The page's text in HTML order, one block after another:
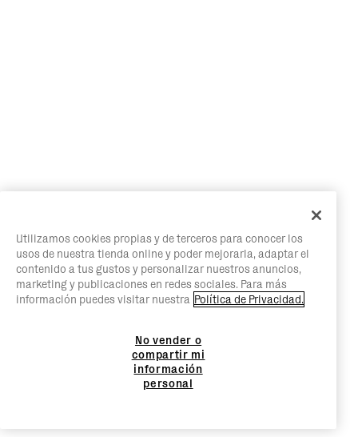
Utilizamos cookies propias y de terceros para conocer los
usos de nuestra tienda online y poder mejorarla, adaptar el
contenido a tus gustos y personalizar nuestros anuncios,
marketing y publicaciones en redes sociales. Para más
información puedes visitar nuestra Política de Privacidad.
No vender o
compartir mi
información
personal